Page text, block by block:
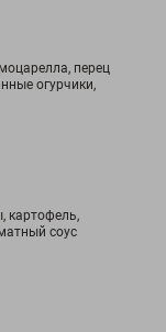
перец
огурчики,
картофель,
соус